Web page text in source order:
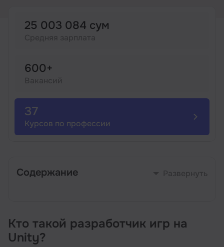
25 003 084 сум
600+
37
Курсов по профессии
Содержание
Кто такой разработчик игр на Unity?
Чем занимается разработчик игр на Unity?
Кто такой разработчик игр на
Unity?
ДПО